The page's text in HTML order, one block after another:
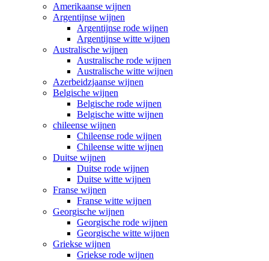
Amerikaanse wijnen
Argentijnse wijnen
Argentijnse rode wijnen
Argentijnse witte wijnen
Australische wijnen
Australische rode wijnen
Australische witte wijnen
Azerbeidzjaanse wijnen
Belgische wijnen
Belgische rode wijnen
Belgische witte wijnen
chileense wijnen
Chileense rode wijnen
Chileense witte wijnen
Duitse wijnen
Duitse rode wijnen
Duitse witte wijnen
Franse wijnen
Franse witte wijnen
Georgische wijnen
Georgische rode wijnen
Georgische witte wijnen
Griekse wijnen
Griekse rode wijnen